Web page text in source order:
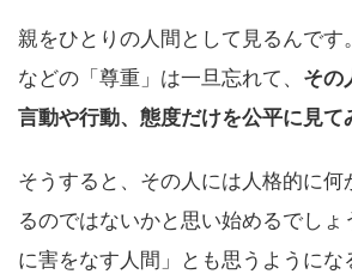
親をひとりの人間として見るんです
などの「尊重」は一旦忘れて、 その
言動や行動、態度だけを公平に見て
そうすると、その人には人格的に何
るのではないかと思い始めるでしょ
に害をなす人間」とも思うようにな